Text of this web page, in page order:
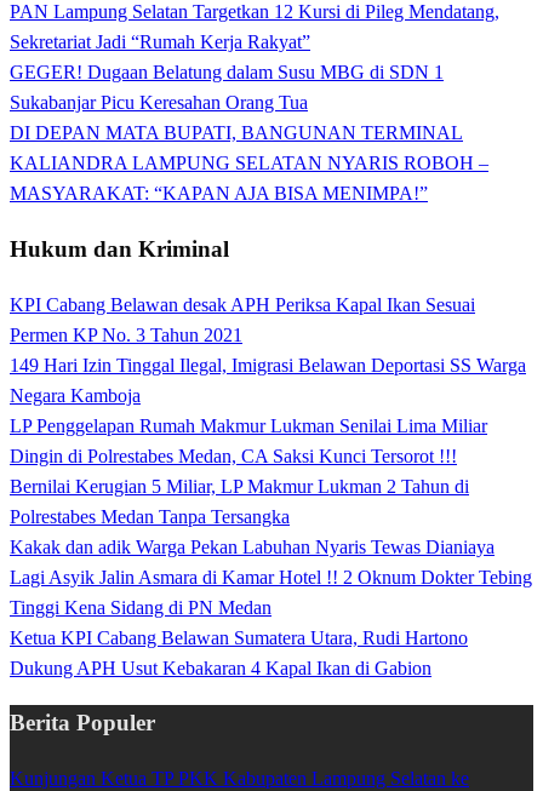
PAN Lampung Selatan Targetkan 12 Kursi di Pileg Mendatang,
Sekretariat Jadi “Rumah Kerja Rakyat”
GEGER! Dugaan Belatung dalam Susu MBG di SDN 1
Sukabanjar Picu Keresahan Orang Tua
DI DEPAN MATA BUPATI, BANGUNAN TERMINAL
KALIANDRA LAMPUNG SELATAN NYARIS ROBOH –
MASYARAKAT: “KAPAN AJA BISA MENIMPA!”
Hukum dan Kriminal
KPI Cabang Belawan desak APH Periksa Kapal Ikan Sesuai
Permen KP No. 3 Tahun 2021
149 Hari Izin Tinggal Ilegal, Imigrasi Belawan Deportasi SS Warga
Negara Kamboja
LP Penggelapan Rumah Makmur Lukman Senilai Lima Miliar
Dingin di Polrestabes Medan, CA Saksi Kunci Tersorot !!!
Bernilai Kerugian 5 Miliar, LP Makmur Lukman 2 Tahun di
Polrestabes Medan Tanpa Tersangka
Kakak dan adik Warga Pekan Labuhan Nyaris Tewas Dianiaya
Lagi Asyik Jalin Asmara di Kamar Hotel !! 2 Oknum Dokter Tebing
Tinggi Kena Sidang di PN Medan
Ketua KPI Cabang Belawan Sumatera Utara, Rudi Hartono
Dukung APH Usut Kebakaran 4 Kapal Ikan di Gabion
Berita Populer
Kunjungan Ketua TP PKK Kabupaten Lampung Selatan ke